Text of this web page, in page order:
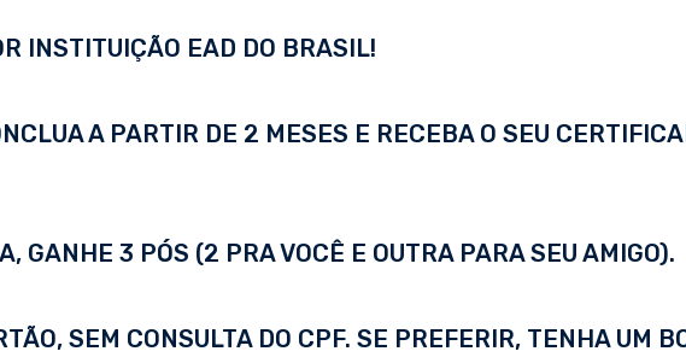
INSTITUIÇÃO EAD DO BRASIL!
A PARTIR DE 2 MESES E RECEBA O SEU
GANHE 3 PÓS (2 PRA VOCÊ E OUTRA PARA SEU AMIGO).
SEM CONSULTA DO CPF. SE PREFERIR, TENHA UM